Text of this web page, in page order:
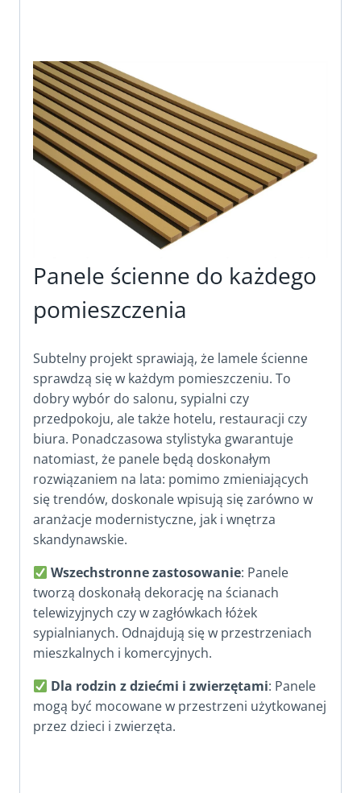
Panele ścienne do każdego
pomieszczenia
Subtelny projekt sprawiają, że lamele ścienne
sprawdzą się w każdym pomieszczeniu. To
dobry wybór do salonu, sypialni czy
przedpokoju, ale także hotelu, restauracji czy
biura. Ponadczasowa stylistyka gwarantuje
natomiast, że panele będą doskonałym
rozwiązaniem na lata: pomimo zmieniających
się trendów, doskonale wpisują się zarówno w
aranżacje modernistyczne, jak i wnętrza
skandynawskie.
Wszechstronne zastosowanie: Panele
tworzą doskonałą dekorację na ścianach
telewizyjnych czy w zagłówkach łóżek
sypialnianych. Odnajdują się w przestrzeniach
mieszkalnych i komercyjnych.
Dla rodzin z dziećmi i zwierzętami: Panele
mogą być mocowane w przestrzeni użytkowanej
przez dzieci i zwierzęta.